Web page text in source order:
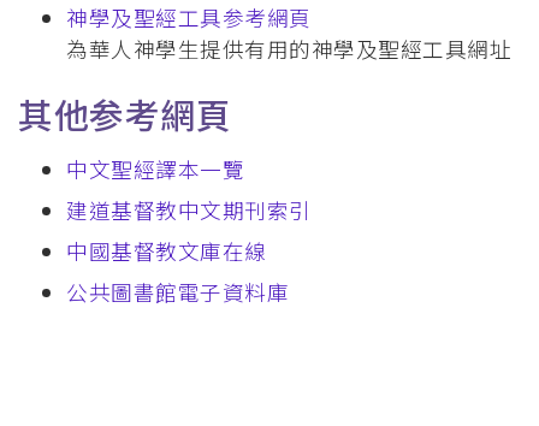
神學及聖經工具参考網頁
為華人神學生提供有用的神學及聖經工具網址
其他参考網頁
中文聖經譯本一覽
建道基督教中文期刊索引
中國基督教文庫在線
公共圖書館電子資料庫